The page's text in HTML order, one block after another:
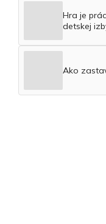
Hra je
detskej
Ako